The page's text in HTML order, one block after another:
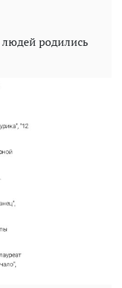
родились